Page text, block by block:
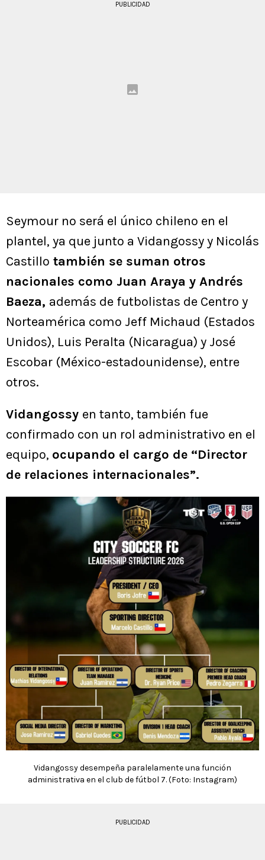
PUBLICIDAD
Seymour no será el único chileno en el
plantel, ya que junto a Vidangossy y Nicolás
Castillo también se suman otros
nacionales como Juan Araya y Andrés
Baeza, además de futbolistas de Centro y
Norteamérica como Jeff Michaud (Estados
Unidos), Luis Peralta (Nicaragua) y José
Escobar (México-estadounidense), entre
otros.
Vidangossy en tanto, también fue
confirmado con un rol administrativo en el
equipo, ocupando el cargo de “Director
de relaciones internacionales”.
Vidangossy desempeña paralelamente una función
administrativa en el club de fútbol 7. (Foto: Instagram)
PUBLICIDAD